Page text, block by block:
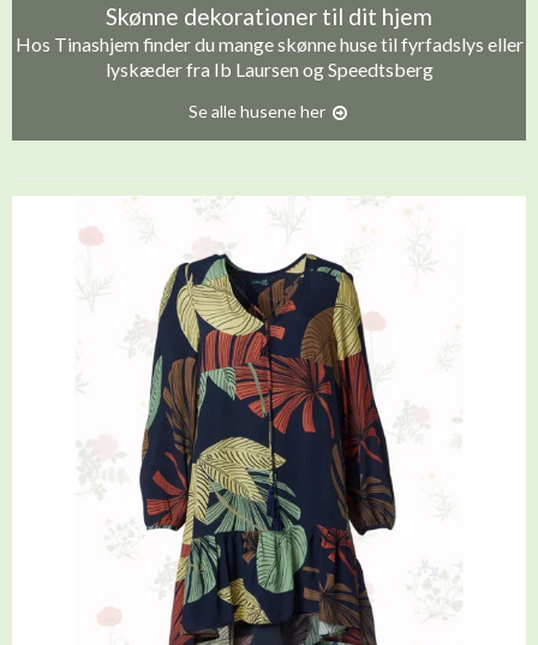
Skønne dekorationer til dit hjem
Hos Tinashjem finder du mange skønne huse til fyrfadslys eller
lyskæder fra Ib Laursen og Speedtsberg
Se alle husene her